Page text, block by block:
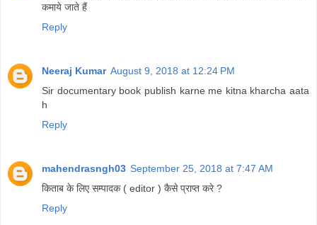
कमाये जाते हैं
Reply
Neeraj Kumar August 9, 2018 at 12:24 PM
Sir documentary book publish karne me kitna kharcha aata
h
Reply
mahendrasngh03 September 25, 2018 at 7:47 AM
किताब के लिए सम्पादक ( editor ) कैसे प्राप्त करे ?
Reply